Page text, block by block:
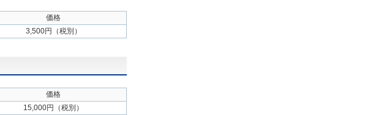
価格
3,500円（税別）
価格
15,000円（税別）